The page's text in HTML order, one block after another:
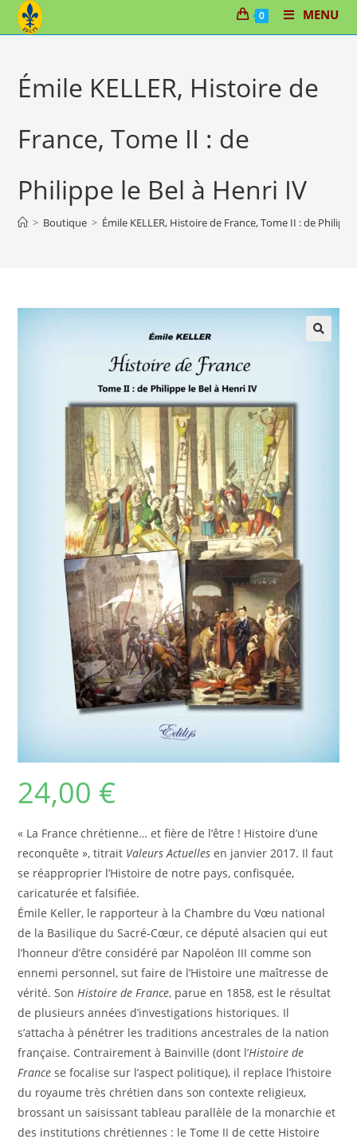
Skip
0 MENU
Émile KELLER, Histoire de
France, Tome II : de
Philippe le Bel à Henri IV
> Boutique > Émile KELLER, Histoire de France, Tome II : de
24,00 €
« La France chrétienne… et fière de l’être ! Histoire d’une
reconquête », titrait Valeurs Actuelles en janvier 2017. Il faut
se réapproprier l’Histoire de notre pays, confisquée,
caricaturée et falsifiée.
Émile Keller, le rapporteur à la Chambre du Vœu national
de la Basilique du Sacré-Cœur, ce député alsacien qui eut
l’honneur d’être considéré par Napoléon III comme son
ennemi personnel, sut faire de l’Histoire une maîtresse de
vérité. SonHistoire de France, parue en 1858, est le résultat
de plusieurs années d’investigations historiques. Il
s’attacha à pénétrer les traditions ancestrales de la nation
française. Contrairement à Bainville (dont l’Histoire de
France se focalise sur l’aspect politique), il replace l’histoire
du royaume très chrétien dans son contexte religieux,
brossant un saisissant tableau parallèle de la monarchie et
des institutions chrétiennes : le Tome II de cette Histoire